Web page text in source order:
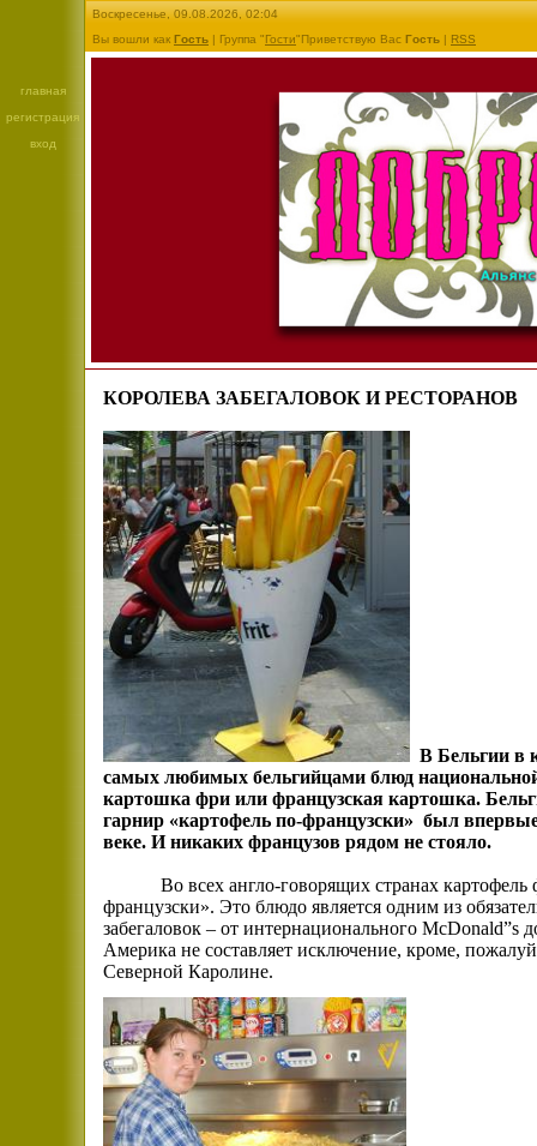
главная
регистрация
вход
Воскресенье, 09.08.2026, 02:04
Вы вошли как Гость | Группа "Гости"Приветствую Вас Гость | RSS
КОРОЛЕВА ЗАБЕГАЛОВОК И РЕСТОРАНОВ
В Бельгии в
самых любимых бельгийцами блюд
картошка фри или французская картошка.
гарнир «картофель по-французски» был
веке. И никаких французов рядом не стояло.
Во всех англо-говорящих странах картофель
французски». Это блюдо является одним из
забегаловок – от интернационального McDonald”s
Америка не составляет исключение, кроме,
Северной Каролине.